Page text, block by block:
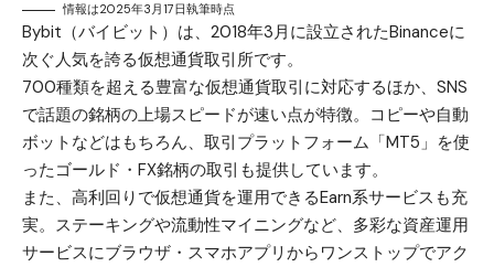
情報は2025年3月17日執筆時点
Bybit（バイビット）は、2018年3月に設立されたBinanceに
次ぐ人気を誇る仮想通貨取引所です。
700種類を超える豊富な仮想通貨取引に対応するほか、SNS
で話題の銘柄の上場スピードが速い点が特徴。コピーや自動
ボットなどはもちろん、取引プラットフォーム「MT5」を使
ったゴールド・FX銘柄の取引も提供しています。
また、高利回りで仮想通貨を運用できるEarn系サービスも充
実。ステーキングや流動性マイニングなど、多彩な資産運用
サービスにブラウザ・スマホアプリからワンストップでアク